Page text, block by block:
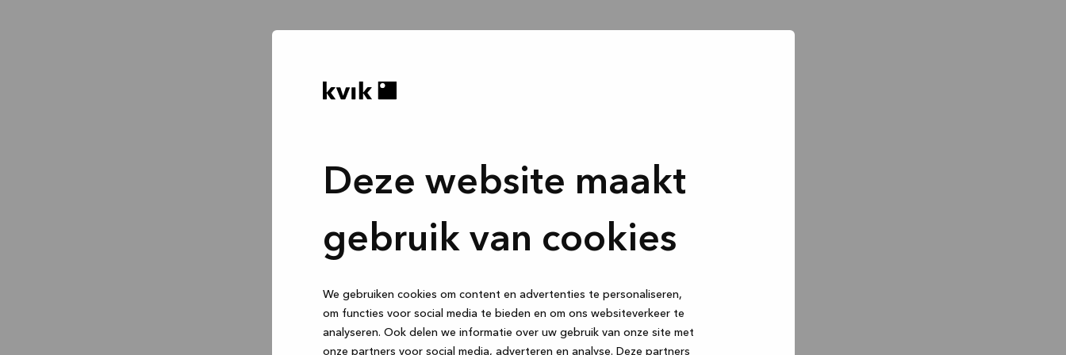
Deze website maakt
gebruik van cookies
We gebruiken cookies om content en advertenties te personaliseren,
om functies voor social media te bieden en om ons websiteverkeer te
analyseren. Ook delen we informatie over uw gebruik van onze site met
onze partners voor social media, adverteren en analyse. Deze partners